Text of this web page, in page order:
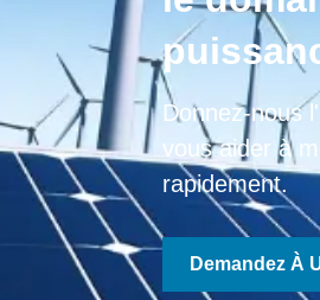
Donnez-nous
vous aider à
rapidement.
Demandez À